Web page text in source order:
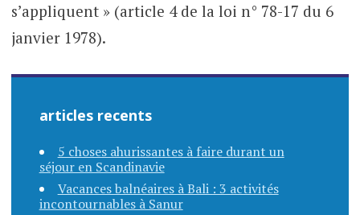
s’appliquent » (article 4 de la loi n° 78-17 du 6
janvier 1978).
articles recents
5 choses ahurissantes à faire durant un
séjour en Scandinavie
Vacances balnéaires à Bali : 3 activités
incontournables à Sanur